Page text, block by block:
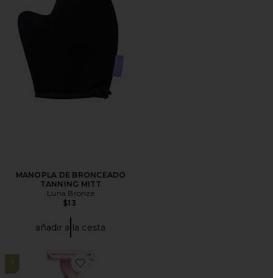
MANOPLA DE BRONCEADO
TANNING MITT
Luna Bronze
$13
añadir a la cesta
7
Favorite MAQUINILLA DE AFEITAR WEIGHTED